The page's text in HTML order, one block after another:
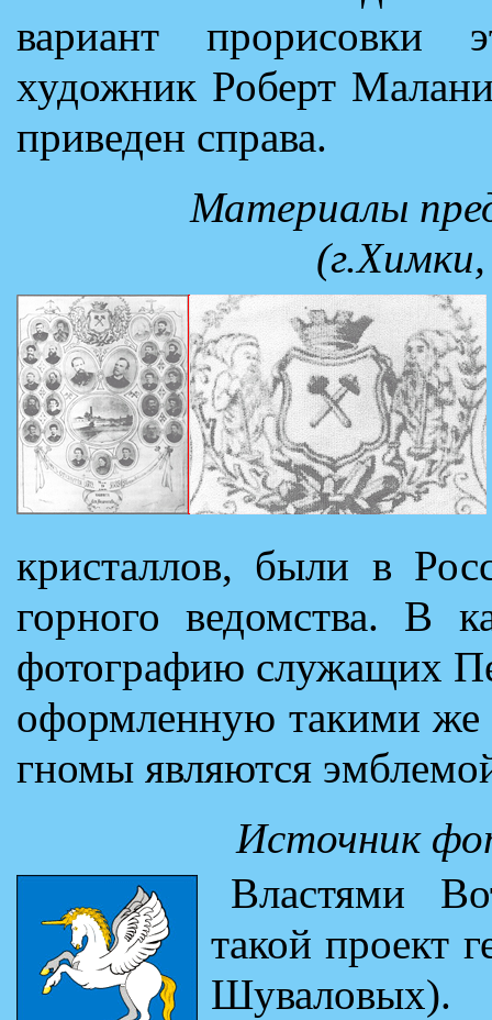
вариант прорисовки
художник Роберт
приведен справа.
Материалы
кристаллов, были в
горного ведомства. В
фотографию служащих
оформленную такими же
гномы являются
Источник
Властями
такой проект
Шуваловых).